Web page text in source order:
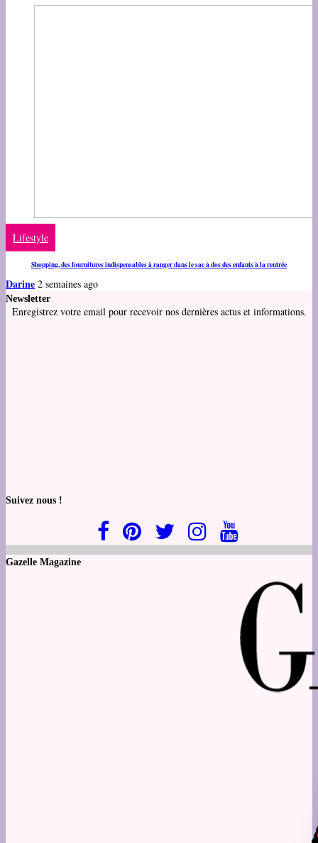
Lifestyle
Shopping, des fournitures indispensables à ranger dans le sac à dos des enfants à la rentrée
Darine 2 semaines ago
Newsletter
Enregistrez votre email pour recevoir nos dernières actus et informations.
Suivez nous !
Gazelle Magazine